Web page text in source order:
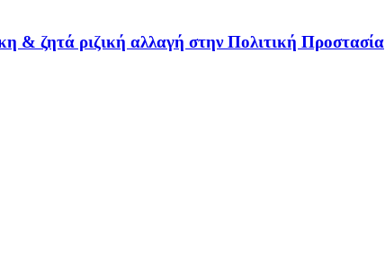
& ζητά ριζική αλλαγή στην Πολιτική Προστασία